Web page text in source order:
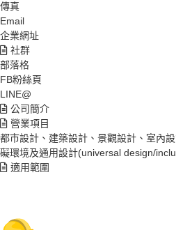
傳真
Email
企業網址
社群
部落格
FB粉絲頁
LINE@
公司簡介
營業項目
都市設計、建築設計、景觀設計、室內
礙環境及通用設計(universal design/
適用範圍